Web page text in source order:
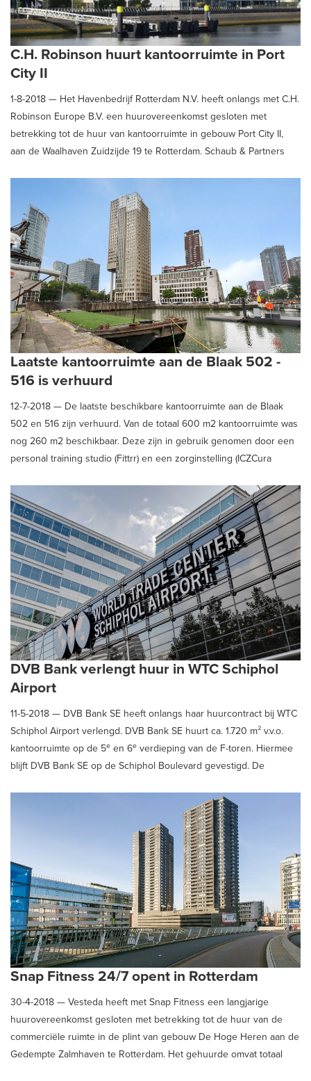
C.H. Robinson huurt kantoorruimte in Port
City II
1-8-2018 — Het Havenbedrijf Rotterdam N.V. heeft onlangs met C.H.
Robinson Europe B.V. een huurovereenkomst gesloten met
betrekking tot de huur van kantoorruimte in gebouw Port City II,
aan de Waalhaven Zuidzijde 19 te Rotterdam. Schaub & Partners
Laatste kantoorruimte aan de Blaak 502 -
516 is verhuurd
12-7-2018 — De laatste beschikbare kantoorruimte aan de Blaak
502 en 516 zijn verhuurd. Van de totaal 600 m2 kantoorruimte was
nog 260 m2 beschikbaar. Deze zijn in gebruik genomen door een
personal training studio (Fittrr) en een zorginstelling (ICZCura
DVB Bank verlengt huur in WTC Schiphol
Airport
11-5-2018 — DVB Bank SE heeft onlangs haar huurcontract bij WTC
Schiphol Airport verlengd. DVB Bank SE huurt ca. 1.720 m² v.v.o.
kantoorruimte op de 5e en 6e verdieping van de F-toren. Hiermee
blijft DVB Bank SE op de Schiphol Boulevard gevestigd. De
Global Investors (NL) B.V. en Schiphol Real Estate WTC B.V.. DVB
Bank SE werd bij het tot stand komen van de huurverlenging
geadviseerd door Schaub & Partners Bedrijfshuisvesting.
Snap Fitness 24/7 opent in Rotterdam
30-4-2018 — Vesteda heeft met Snap Fitness een langjarige
huurovereenkomst gesloten met betrekking tot de huur van de
commerciële ruimte in de plint van gebouw De Hoge Heren aan de
Gedempte Zalmhaven te Rotterdam. Het gehuurde omvat totaal